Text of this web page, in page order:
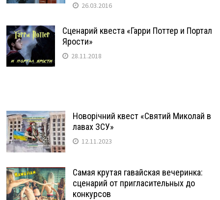
26.03.2016
Сценарий квеста «Гарри Поттер и Портал
Ярости»
28.11.2018
Новорічний квест «Святий Миколай в
лавах ЗСУ»
12.11.2023
Самая крутая гавайская вечеринка:
сценарий от пригласительных до
конкурсов